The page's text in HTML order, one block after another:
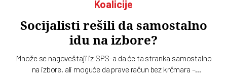
Koalicije
Socijalisti rešili da samostalno
idu na izbore?
Množe se nagoveštaji iz SPS-a da će ta stranka samostalno
na izbore, ali moguće da prave račun bez krčmara –